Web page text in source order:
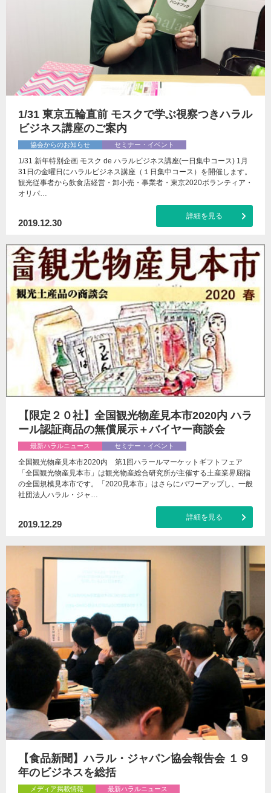
1/31 東京五輪直前 モスクで学ぶ視察つきハラル
ビジネス講座のご案内
協会からのお知らせ セミナー・イベント
1/31 新年特別企画 モスク de ハラルビジネス講座(一日集中コース) 1月
31日の金曜日にハラルビジネス講座（１日集中コース）を開催します。
観光従事者から飲食店経営・卸小売・事業者・東京2020ボランティア・
オリパ…
2019.12.30
詳細を見る
【限定２０社】全国観光物産見本市2020内 ハラ
ール認証商品の無償展示＋バイヤー商談会
最新ハラルニュース セミナー・イベント
全国観光物産見本市2020内 第1回ハラールマーケットギフトフェア
「全国観光物産見本市」は観光物産総合研究所が主催する土産業界屈指
の全国規模見本市です。「2020見本市」はさらにパワーアップし、一般
社団法人ハラル・ジャ…
2019.12.29
詳細を見る
【食品新聞】ハラル・ジャパン協会報告会 １９
年のビジネスを総括
メディア掲載情報 最新ハラルニュース